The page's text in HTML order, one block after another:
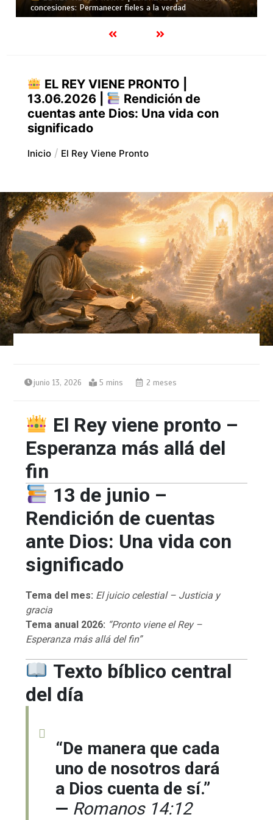
confusión
EL REY VIENE PRONTO |
13.06.2026 |
Rendición de
cuentas ante Dios: Una vida con
significado
Inicio El Rey Viene Pronto
junio 13, 2026 5 mins 2 meses
El Rey viene pronto –
Esperanza más allá del
fin
13 de junio –
Rendición de cuentas
ante Dios: Una vida con
significado
Tema del mes: El juicio celestial – Justicia y
gracia
Tema anual 2026: “Pronto viene el Rey –
Esperanza más allá del fin”
Texto bíblico central
del día
“De manera que cada
uno de nosotros dará
a Dios cuenta de sí.”
— Romanos 14:12